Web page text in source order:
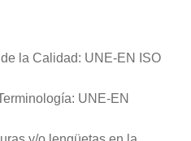
la Calidad: UNE-EN ISO
UNE-EN